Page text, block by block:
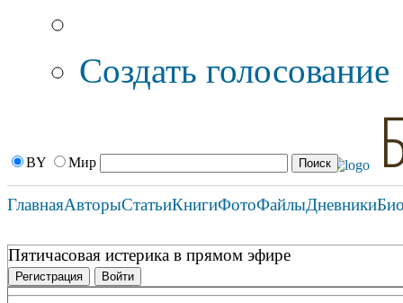
Создать голосование
BY Мир
ГлавнаяАвторыСтатьиКнигиФотоФайлыДневники
Пятичасовая истерика в прямом эфире
Регистрация Войти